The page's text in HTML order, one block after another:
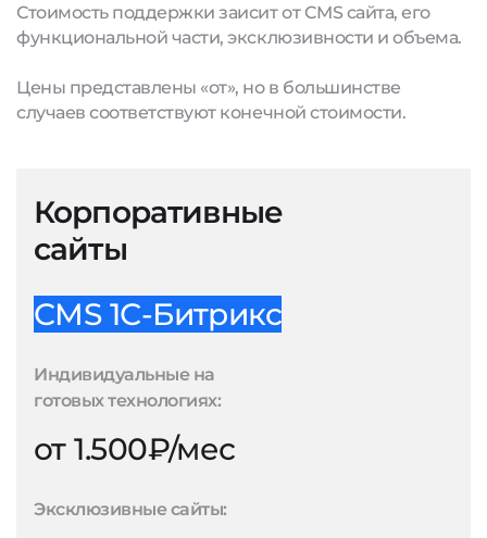
Стоимость поддержки заисит от CMS сайта, его
функциональной части, эксклюзивности и объема.
Цены представлены «от», но в большинстве
случаев соответствуют конечной стоимости.
Корпоративные
сайты
CMS 1С-Битрикс
Индивидуальные на
готовых технологиях:
от 1.500₽/мес
Эксклюзивные сайты: